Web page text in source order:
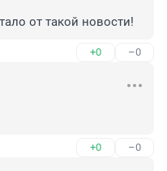
от такой новости!
+0 –0
+0 –0